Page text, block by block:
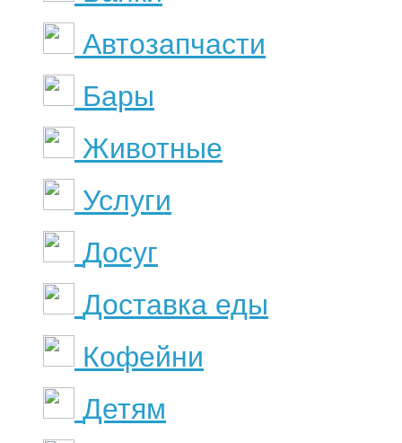
Автозапчасти
Бары
Животные
Услуги
Досуг
Доставка еды
Кофейни
Детям